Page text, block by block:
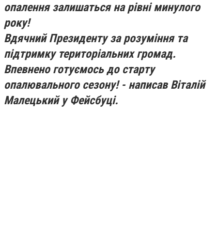
опалення залишаться на рівні минулого
року!
Вдячний Президенту за розуміння та
підтримку територіальних громад.
Впевнено готуємось до старту
опалювального сезону! - написав Віталій
Малецький у Фейсбуці.